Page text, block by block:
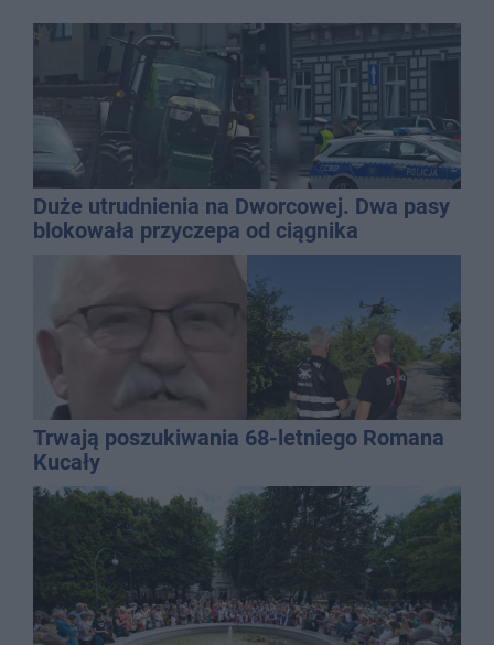
Duże utrudnienia na Dworcowej. Dwa pasy
blokowała przyczepa od ciągnika
Trwają poszukiwania 68-letniego Romana
Kucały